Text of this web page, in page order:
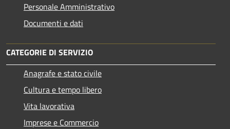
Personale Amministrativo
Documenti e dati
CATEGORIE DI SERVIZIO
Anagrafe e stato civile
Cultura e tempo libero
Vita lavorativa
Imprese e Commercio